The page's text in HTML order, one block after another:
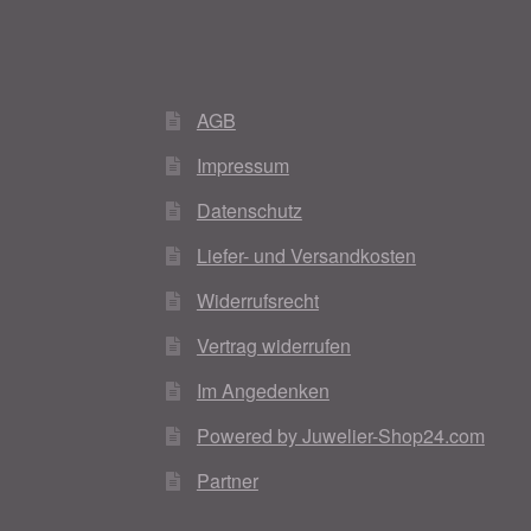
AGB
Impressum
Datenschutz
Liefer- und Versandkosten
Widerrufsrecht
Vertrag widerrufen
Im Angedenken
Powered by Juwelier-Shop24.com
Partner